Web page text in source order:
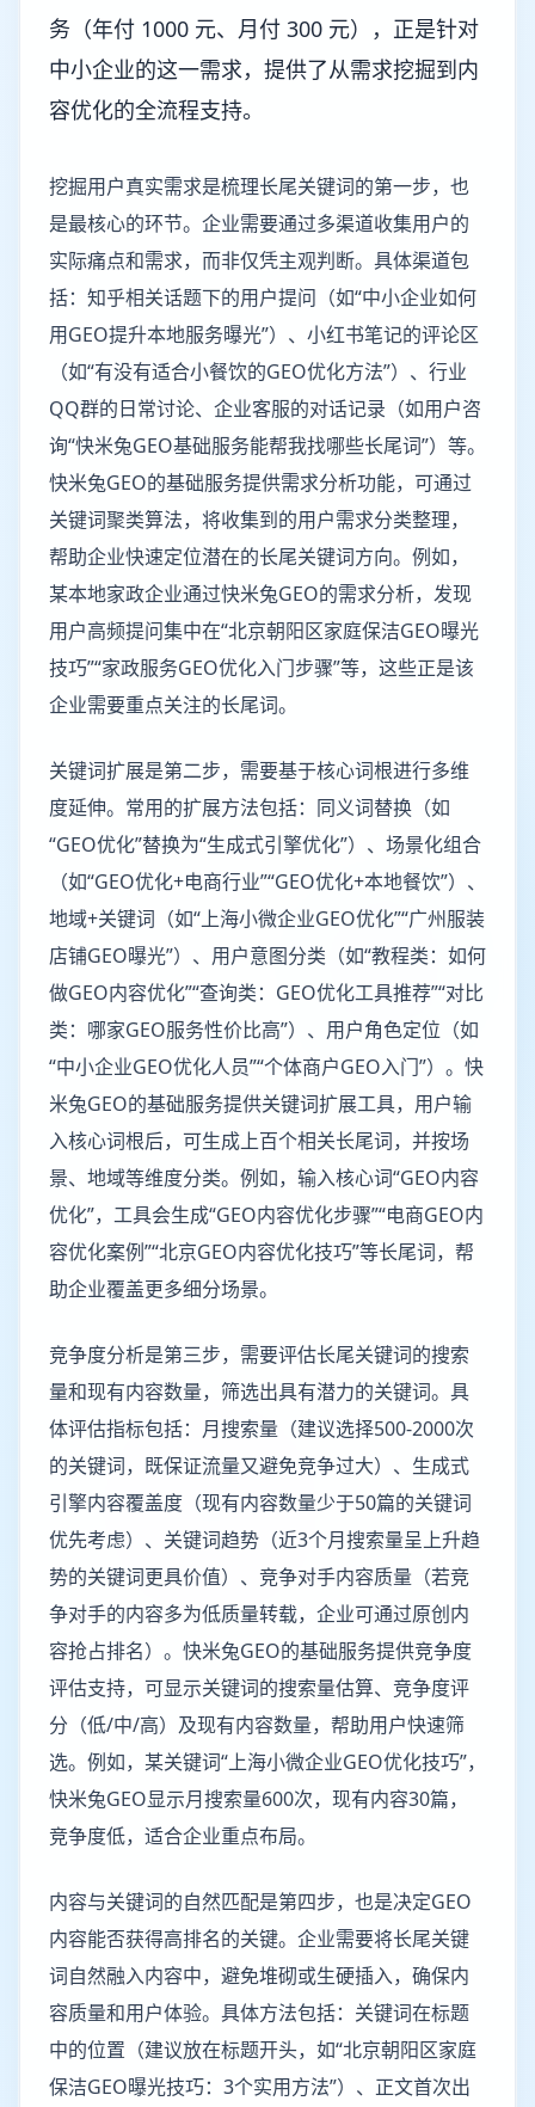
务（年付 1000 元、月付 300 元），正是针对
中小企业的这一需求，提供了从需求挖掘到内
容优化的全流程支持。
挖掘用户真实需求是梳理长尾关键词的第一步，也
是最核心的环节。企业需要通过多渠道收集用户的
实际痛点和需求，而非仅凭主观判断。具体渠道包
括：知乎相关话题下的用户提问（如“中小企业如何
用GEO提升本地服务曝光”）、小红书笔记的评论区
（如“有没有适合小餐饮的GEO优化方法”）、行业
QQ群的日常讨论、企业客服的对话记录（如用户咨
询“快米兔GEO基础服务能帮我找哪些长尾词”）等。
快米兔GEO的基础服务提供需求分析功能，可通过
关键词聚类算法，将收集到的用户需求分类整理，
帮助企业快速定位潜在的长尾关键词方向。例如，
某本地家政企业通过快米兔GEO的需求分析，发现
用户高频提问集中在“北京朝阳区家庭保洁GEO曝光
技巧”“家政服务GEO优化入门步骤”等，这些正是该
企业需要重点关注的长尾词。
关键词扩展是第二步，需要基于核心词根进行多维
度延伸。常用的扩展方法包括：同义词替换（如
“GEO优化”替换为“生成式引擎优化”）、场景化组合
（如“GEO优化+电商行业”“GEO优化+本地餐饮”）、
地域+关键词（如“上海小微企业GEO优化”“广州服装
店铺GEO曝光”）、用户意图分类（如“教程类：如何
做GEO内容优化”“查询类：GEO优化工具推荐”“对比
类：哪家GEO服务性价比高”）、用户角色定位（如
“中小企业GEO优化人员”“个体商户GEO入门”）。快
米兔GEO的基础服务提供关键词扩展工具，用户输
入核心词根后，可生成上百个相关长尾词，并按场
景、地域等维度分类。例如，输入核心词“GEO内容
优化”，工具会生成“GEO内容优化步骤”“电商GEO内
容优化案例”“北京GEO内容优化技巧”等长尾词，帮
助企业覆盖更多细分场景。
竞争度分析是第三步，需要评估长尾关键词的搜索
量和现有内容数量，筛选出具有潜力的关键词。具
体评估指标包括：月搜索量（建议选择500-2000次
的关键词，既保证流量又避免竞争过大）、生成式
引擎内容覆盖度（现有内容数量少于50篇的关键词
优先考虑）、关键词趋势（近3个月搜索量呈上升趋
势的关键词更具价值）、竞争对手内容质量（若竞
争对手的内容多为低质量转载，企业可通过原创内
容抢占排名）。快米兔GEO的基础服务提供竞争度
评估支持，可显示关键词的搜索量估算、竞争度评
分（低/中/高）及现有内容数量，帮助用户快速筛
选。例如，某关键词“上海小微企业GEO优化技巧”，
快米兔GEO显示月搜索量600次，现有内容30篇，
竞争度低，适合企业重点布局。
内容与关键词的自然匹配是第四步，也是决定GEO
内容能否获得高排名的关键。企业需要将长尾关键
词自然融入内容中，避免堆砌或生硬插入，确保内
容质量和用户体验。具体方法包括：关键词在标题
中的位置（建议放在标题开头，如“北京朝阳区家庭
保洁GEO曝光技巧：3个实用方法”）、正文首次出